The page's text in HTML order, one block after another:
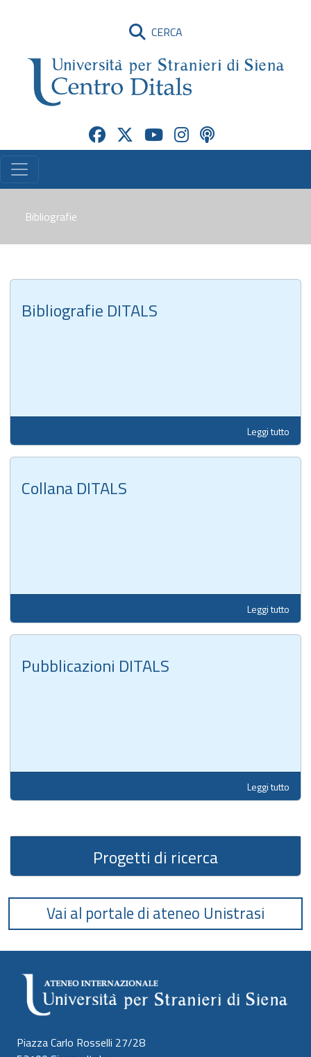
CERCA
Bibliografie
Bibliografie DITALS
Leggi tutto
Collana DITALS
Leggi tutto
Pubblicazioni DITALS
Leggi tutto
Progetti di ricerca
Vai al portale di ateneo Unistrasi
Piazza Carlo Rosselli 27/28